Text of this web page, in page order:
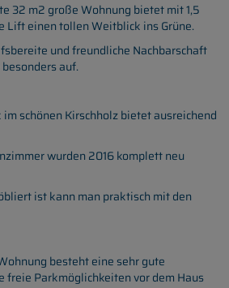
32 m2 große Wohnung bietet mit 1,5
Lift einen tollen Weitblick ins Grüne.
und freundliche Nachbarschaft
auf.
schönen Kirschholz bietet ausreichend
wurden 2016 komplett neu
ist kann man praktisch mit den
besteht eine sehr gute
Parkmöglichkeiten vor dem Haus